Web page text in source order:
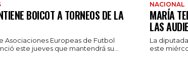
BOICOT A TORNEOS DE LA
Asociaciones Europeas de Futbol
este jueves que mantendrá su...
NACIONAL
MARÍA
LAS
La
este